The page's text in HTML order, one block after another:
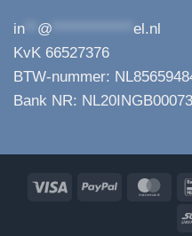
in @
el.nl
KvK 66527376
BTW-nummer:
Bank NR:
Visa PayPal